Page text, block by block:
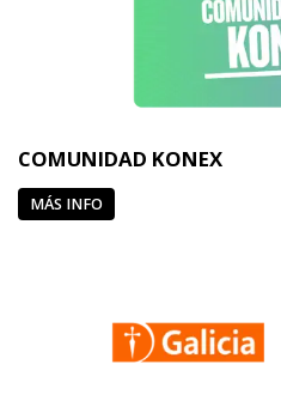
COMUNIDAD KONEX
MÁS INFO